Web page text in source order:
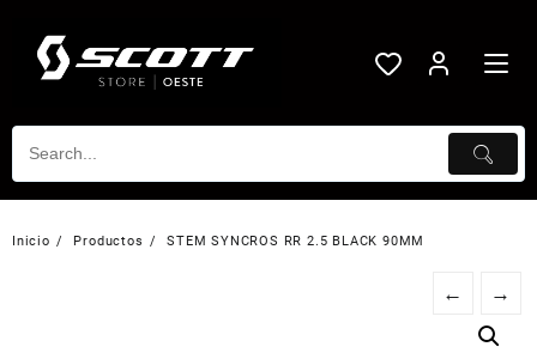
contenido
Inicio Productos STEM SYNCROS RR 2.5 BLACK 90MM
← →